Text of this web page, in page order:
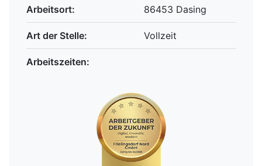
Arbeitsort: 86453 Dasing
Art der Stelle: Vollzeit
Arbeitszeiten: